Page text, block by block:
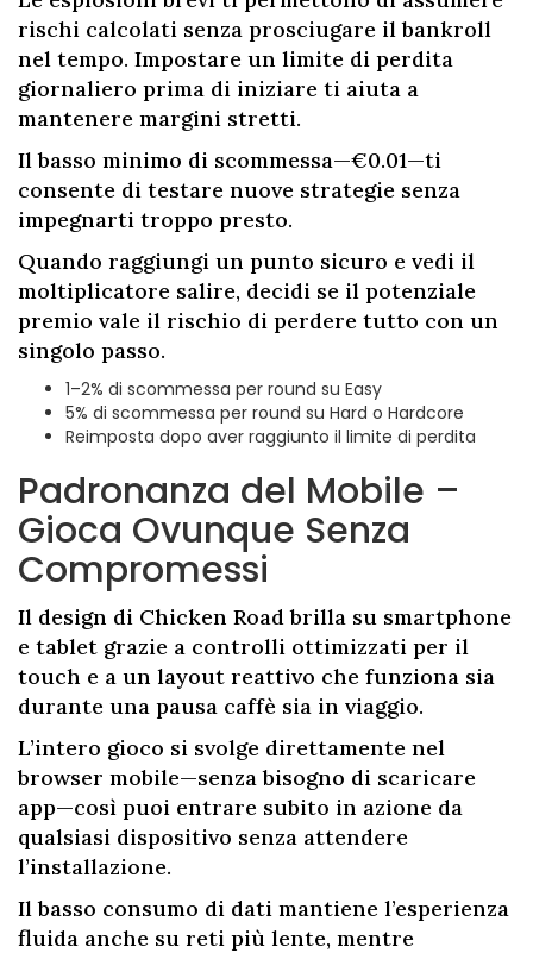
rischi calcolati senza prosciugare il bankroll
nel tempo. Impostare un limite di perdita
giornaliero prima di iniziare ti aiuta a
mantenere margini stretti.
Il basso minimo di scommessa—€0.01—ti
consente di testare nuove strategie senza
impegnarti troppo presto.
Quando raggiungi un punto sicuro e vedi il
moltiplicatore salire, decidi se il potenziale
premio vale il rischio di perdere tutto con un
singolo passo.
1–2% di scommessa per round su Easy
5% di scommessa per round su Hard o Hardcore
Reimposta dopo aver raggiunto il limite di perdita
Padronanza del Mobile –
Gioca Ovunque Senza
Compromessi
Il design di Chicken Road brilla su smartphone
e tablet grazie a controlli ottimizzati per il
touch e a un layout reattivo che funziona sia
durante una pausa caffè sia in viaggio.
L’intero gioco si svolge direttamente nel
browser mobile—senza bisogno di scaricare
app—così puoi entrare subito in azione da
qualsiasi dispositivo senza attendere
l’installazione.
Il basso consumo di dati mantiene l’esperienza
fluida anche su reti più lente, mentre